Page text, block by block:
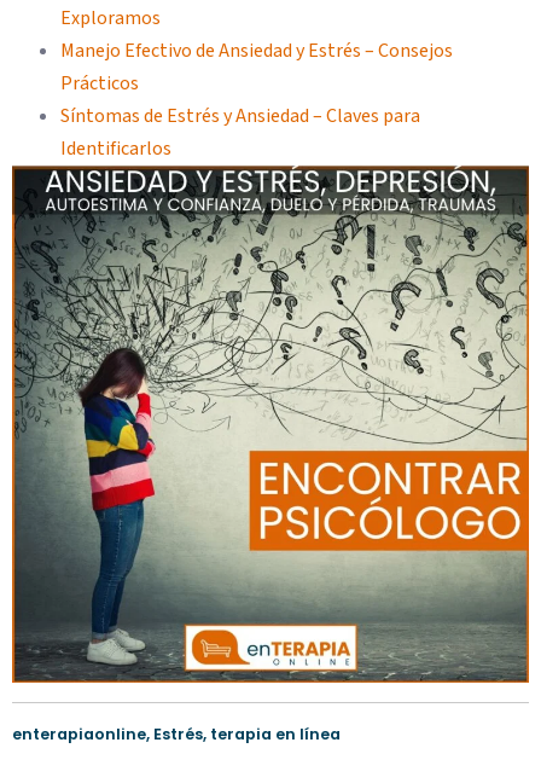
Exploramos
Manejo Efectivo de Ansiedad y Estrés – Consejos
Prácticos
Síntomas de Estrés y Ansiedad – Claves para
Identificarlos
enterapiaonline, Estrés, terapia en línea